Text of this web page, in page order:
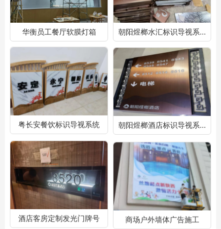
华衡员工餐厅软膜灯箱 朝阳煜榔水汇标识导视系统
粤长安餐饮标识导视系统
酒店客房定制发光门牌号 商场户外墙体广告施工